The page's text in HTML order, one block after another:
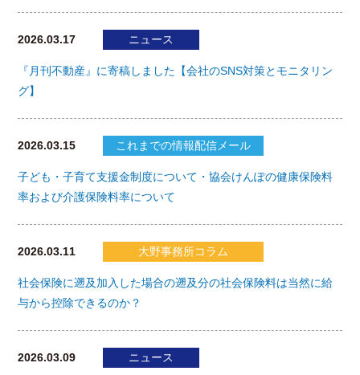
2026.03.17 ニュース
『月刊不動産』に寄稿しました【会社のSNS対策とモニタリン
グ】
2026.03.15 これまでの情報配信メール
子ども・子育て支援金制度について・協会けんぽの健康保険料
率および介護保険料率について
2026.03.11 大野事務所コラム
社会保険に遡及加入した場合の遡及分の社会保険料は当然に給
与から控除できるのか？
2026.03.09 ニュース